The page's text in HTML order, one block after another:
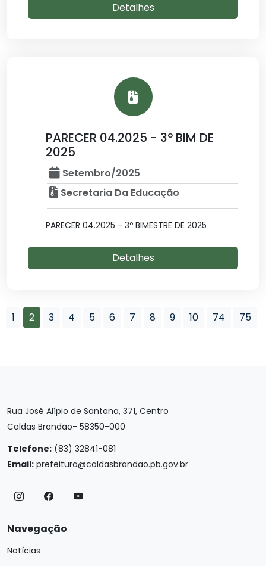
Detalhes
PARECER 04.2025 - 3º BIM DE
2025
Setembro/2025
Secretaria Da Educação
PARECER 04.2025 - 3º BIMESTRE DE 2025
Detalhes
1 2 3 4 5 6 7 8 9 10 74 75
Rua José Alípio de Santana, 371, Centro
Caldas Brandão- 58350-000
Telefone: (83) 32841-081
Email: prefeitura@caldasbrandao.pb.gov.br
Navegação
Notícias